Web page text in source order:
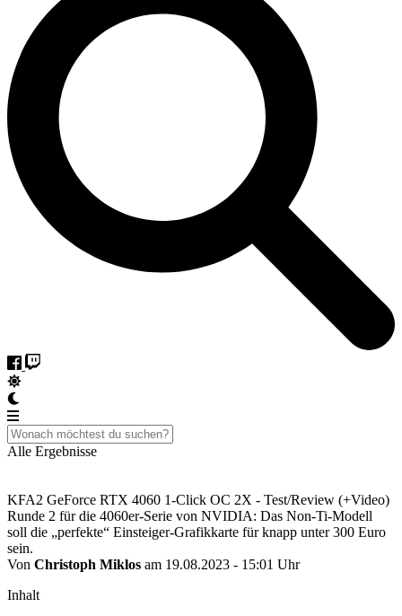
Alle Ergebnisse
KFA2 GeForce RTX 4060 1-Click OC 2X - Test/Review (+Video)
Runde 2 für die 4060er-Serie von NVIDIA: Das Non-Ti-Modell
soll die „perfekte“ Einsteiger-Grafikkarte für knapp unter 300 Euro
sein.
Von Christoph Miklos am 19.08.2023 - 15:01 Uhr
Inhalt